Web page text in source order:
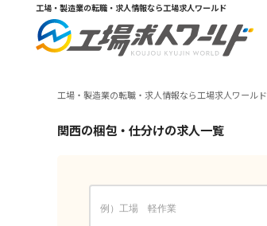
工場・製造業の転職・求人情報なら工場求人ワールド
工場・製造業の転職・求人情報なら工場求人ワールド
関西の梱包・仕分けの求人一覧